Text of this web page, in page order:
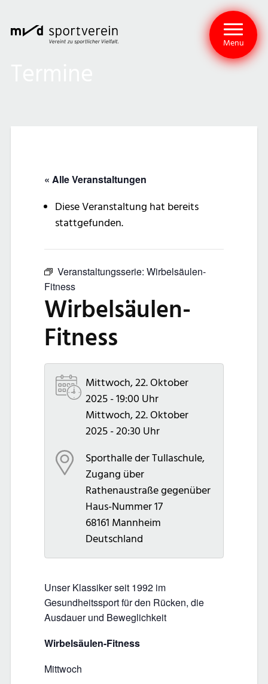
Menu
« Alle Veranstaltungen
Diese Veranstaltung hat bereits
stattgefunden.
Veranstaltungsserie: Wirbelsäulen-
Fitness
Wirbelsäulen-
Fitness
Mittwoch, 22. Oktober
2025 - 19:00 Uhr
Mittwoch, 22. Oktober
2025 - 20:30 Uhr
Sporthalle der Tullaschule,
Zugang über
Rathenaustraße gegenüber
Haus-Nummer 17
68161 Mannheim
Deutschland
Unser Klassiker seit 1992 im
Gesundheitssport für den Rücken, die
Ausdauer und Beweglichkeit
Wirbelsäulen-Fitness
Mittwoch